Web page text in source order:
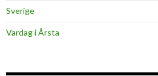
Sverige
Vardag i Årsta